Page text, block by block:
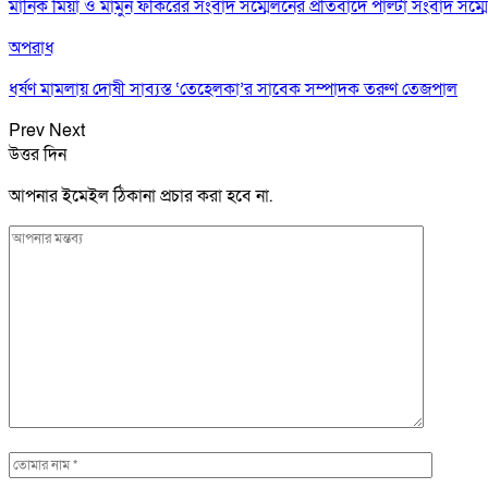
মানিক মিয়া ও মামুন ফকিরের সংবাদ সম্মেলনের প্রতিবাদে পাল্টা সংবাদ
অপরাধ
ধর্ষণ মামলায় দোষী সাব্যস্ত ‘তেহেলকা’র সাবেক সম্পাদক তরুণ তেজপাল
Prev Next
উত্তর দিন
আপনার ইমেইল ঠিকানা প্রচার করা হবে না.